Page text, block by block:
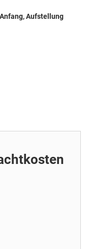
Aufstellung